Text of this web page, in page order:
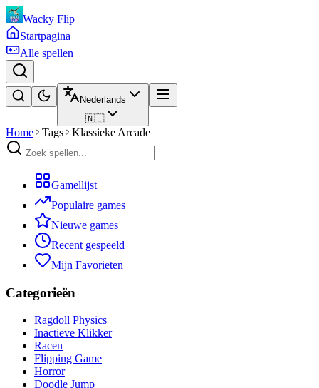
Wacky Flip
Startpagina
Alle spellen
Nederlands
🇳🇱
Home Tags Klassieke Arcade
Gamellijst
Populaire games
Nieuwe games
Recent gespeeld
Mijn Favorieten
Categorieën
Ragdoll Physics
Inactieve Klikker
Racen
Flipping Game
Horror
Doodle Jump